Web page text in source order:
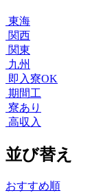
東海
関西
関東
九州
即入寮OK
期間工
寮あり
高収入
並び替え
おすすめ順